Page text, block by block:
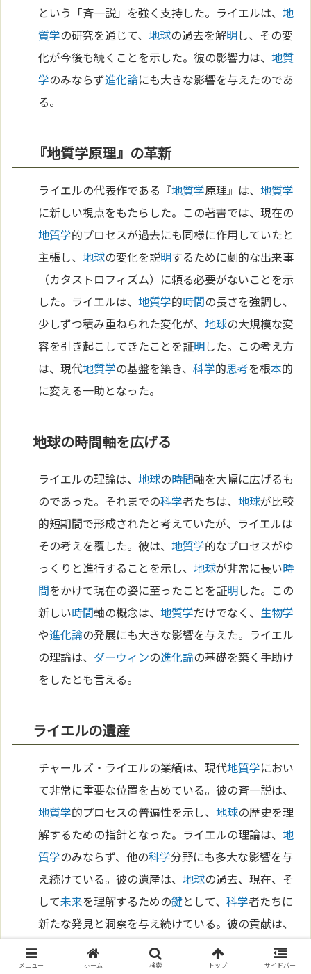
という「斉一説」を強く支持した。ライエルは、地
質学の研究を通じて、地球の過去を解明し、その変
化が今後も続くことを示した。彼の影響力は、地質
学のみならず進化論にも大きな影響を与えたのであ
る。
『地質学原理』の革新
ライエルの代表作である『地質学原理』は、地質学
に新しい視点をもたらした。この著書では、現在の
地質学的プロセスが過去にも同様に作用していたと
主張し、地球の変化を説明するために劇的な出来事
（カタストロフィズム）に頼る必要がないことを示
した。ライエルは、地質学的時間の長さを強調し、
少しずつ積み重ねられた変化が、地球の大規模な変
容を引き起こしてきたことを証明した。この考え方
は、現代地質学の基盤を築き、科学的思考を根本的
に変える一助となった。
地球の時間軸を広げる
ライエルの理論は、地球の時間軸を大幅に広げるも
のであった。それまでの科学者たちは、地球が比較
的短期間で形成されたと考えていたが、ライエルは
その考えを覆した。彼は、地質学的なプロセスがゆ
っくりと進行することを示し、地球が非常に長い時
間をかけて現在の姿に至ったことを証明した。この
新しい時間軸の概念は、地質学だけでなく、 生物学
や進化論の発展にも大きな影響を与えた。ライエル
の理論は、 ダーウィンの進化論の基礎を築く手助け
をしたとも言える。
ライエルの遺産
チャールズ・ライエルの業績は、現代地質学におい
て非常に重要な位置を占めている。彼の斉一説は、
地質学的プロセスの普遍性を示し、地球の歴史を理
解するための指針となった。ライエルの理論は、地
質学のみならず、他の科学分野にも多大な影響を与
え続けている。彼の遺産は、地球の過去、現在、そ
して未来を理解するための鍵として、科学者たちに
新たな発見と洞察を与え続けている。彼の貢献は、
科学的
における重要な礎石であると言え
るだろう。
メニュー ホーム 検索 トップ サイドバー